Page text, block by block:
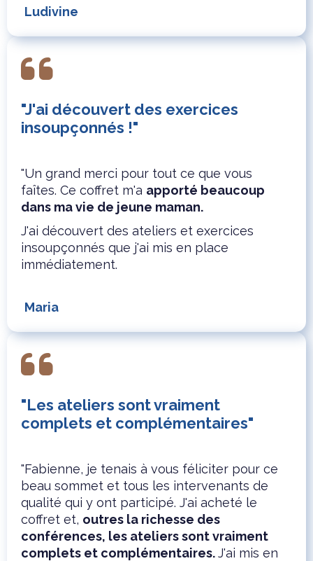
Ludivine
"J'ai découvert des exercices
insoupçonnés !"
"Un grand merci pour tout ce que vous
faîtes. Ce coffret m'a apporté beaucoup
dans ma vie de jeune maman.
J'ai découvert des ateliers et exercices
insoupçonnés que j'ai mis en place
immédiatement.
Maria
"Les ateliers sont vraiment
complets et complémentaires"
"Fabienne, je tenais à vous féliciter pour ce
beau sommet et tous les intervenants de
qualité qui y ont participé. J'ai acheté le
coffret et, outres la richesse des
conférences, les ateliers sont vraiment
complets et complémentaires.J'ai mis en